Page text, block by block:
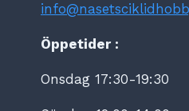
Öppetider :
Onsdag 17:30-19:30